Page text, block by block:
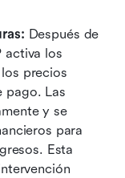
Después de
activa los
precios
pago. Las
y se
para
Esta